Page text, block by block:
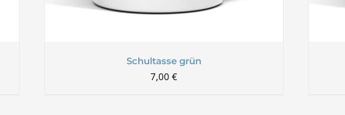
Schultasse grün
7,00 €